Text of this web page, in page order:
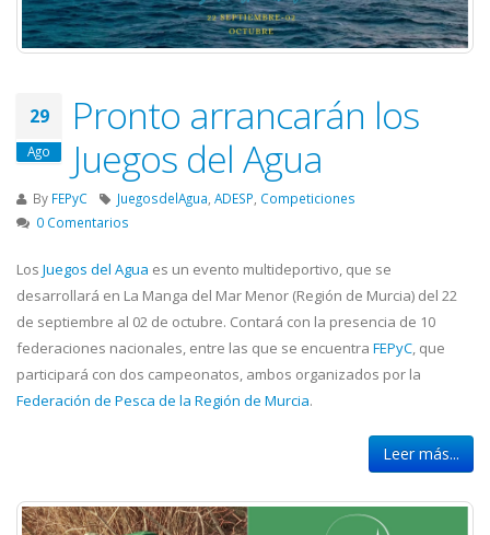
29
Ago
Pronto arrancarán los
Juegos del Agua
By FEPyC JuegosdelAgua ADESP Competiciones
0 Comentarios
Los Juegos del Agua es un evento multideportivo, que se
desarrollará en La Manga del Mar Menor (Región de Murcia) del 22
de septiembre al 02 de octubre. Contará con la presencia de 10
federaciones nacionales, entre las que se encuentra FEPyC, que
participará con dos campeonatos, ambos organizados por la
Federación de Pesca de la Región de Murcia.
Leer más...